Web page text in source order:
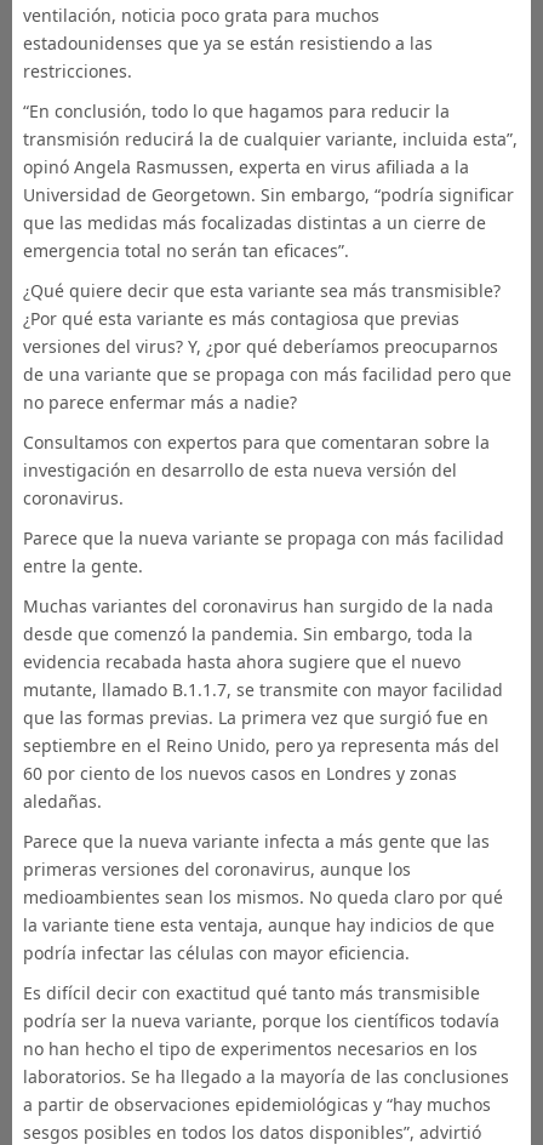
ventilación, noticia poco grata para muchos
estadounidenses que ya se están resistiendo a las
restricciones.
“En conclusión, todo lo que hagamos para reducir la
transmisión reducirá la de cualquier variante, incluida esta”,
opinó Angela Rasmussen, experta en virus afiliada a la
Universidad de Georgetown. Sin embargo, “podría significar
que las medidas más focalizadas distintas a un cierre de
emergencia total no serán tan eficaces”.
¿Qué quiere decir que esta variante sea más transmisible?
¿Por qué esta variante es más contagiosa que previas
versiones del virus? Y, ¿por qué deberíamos preocuparnos
de una variante que se propaga con más facilidad pero que
no parece enfermar más a nadie?
Consultamos con expertos para que comentaran sobre la
investigación en desarrollo de esta nueva versión del
coronavirus.
Parece que la nueva variante se propaga con más facilidad
entre la gente.
Muchas variantes del coronavirus han surgido de la nada
desde que comenzó la pandemia. Sin embargo, toda la
evidencia recabada hasta ahora sugiere que el nuevo
mutante, llamado B.1.1.7, se transmite con mayor facilidad
que las formas previas. La primera vez que surgió fue en
septiembre en el Reino Unido, pero ya representa más del
60 por ciento de los nuevos casos en Londres y zonas
aledañas.
Parece que la nueva variante infecta a más gente que las
primeras versiones del coronavirus, aunque los
medioambientes sean los mismos. No queda claro por qué
la variante tiene esta ventaja, aunque hay indicios de que
podría infectar las células con mayor eficiencia.
Es difícil decir con exactitud qué tanto más transmisible
podría ser la nueva variante, porque los científicos todavía
no han hecho el tipo de experimentos necesarios en los
laboratorios. Se ha llegado a la mayoría de las conclusiones
a partir de observaciones epidemiológicas y “hay muchos
sesgos posibles en todos los datos disponibles”, advirtió